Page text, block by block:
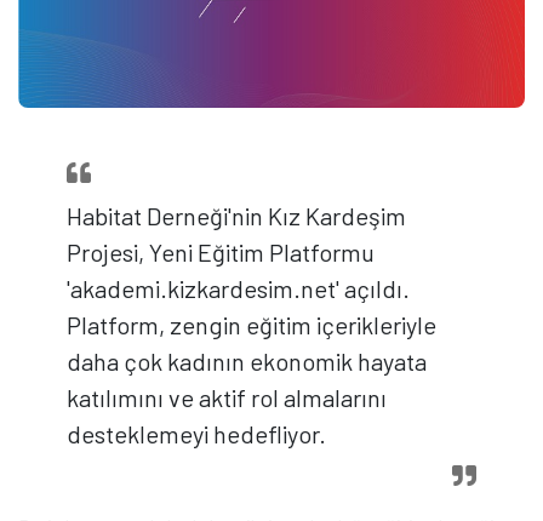
Habitat Derneği'nin Kız Kardeşim
Projesi, Yeni Eğitim Platformu
'akademi.kizkardesim.net' açıldı.
Platform, zengin eğitim içerikleriyle
daha çok kadının ekonomik hayata
katılımını ve aktif rol almalarını
desteklemeyi hedefliyor.